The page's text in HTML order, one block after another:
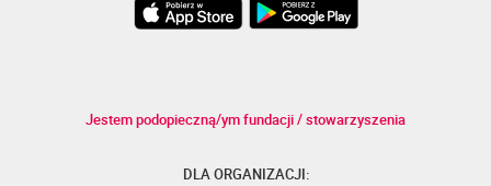
Jestem podopieczną/ym fundacji / stowarzyszenia
DLA ORGANIZACJI: